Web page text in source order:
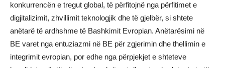
konkurrencën e tregut global, të përfitojnë nga përfitimet e
digjitalizimit, zhvillimit teknologjik dhe të gjelbër, si shtete
anëtarë të ardhshme të Bashkimit Evropian. Anëtarësimi në
BE varet nga entuziazmi në BE për zgjerimin dhe thellimin e
integrimit evropian, por edhe nga përpjekjet e shteteve